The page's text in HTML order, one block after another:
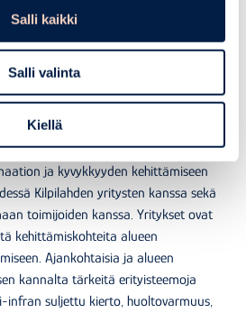
Salli kaikki
Salli valinta
Kiellä
kerroin, erilaiset vihreän
vahvistaneet yrityspalveluiden
projektit ovat olleet viime aikoina
ja vihreän siirtymän
STRIIM-rahoitus päättyikin.
tähän teollisen Porvoon
ja kyvykkyyden kehittämiseen
Kilpilahden yritysten kanssa sekä
toimijoiden kanssa. Yritykset ovat
kehittämiskohteita alueen
Ajankohtaisia ja alueen
kannalta tärkeitä erityisteemoja
infran suljettu kierto, huoltovarmuus,